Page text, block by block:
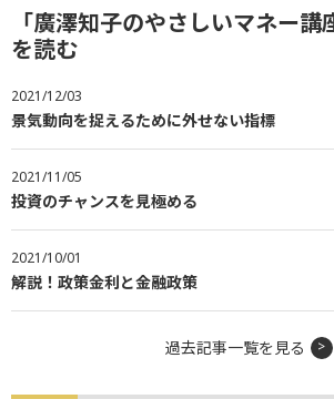
「廣澤知子のやさしいマネー
を読む
2021/12/03
景気動向を捉えるために外せない指標
2021/11/05
投資のチャンスを見極める
2021/10/01
解説！政策金利と金融政策
過去記事一覧を見る